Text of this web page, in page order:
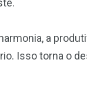
a
Isso torna o